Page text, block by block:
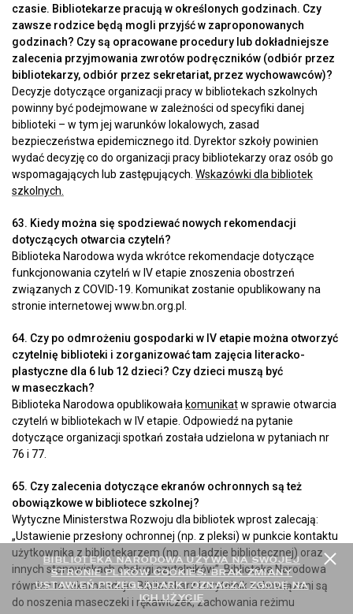
BIBLIOTEKA NARODOWA UŻYWA NA SWOJEJ
STRONIE PLIKÓW COOKIES. BRAK ZMIANY
USTAWIEŃ PRZEGLĄDARKI OZNACZA ZGODĘ NA
ICH UŻYCIE
czasie. Bibliotekarze pracują w określonych godzinach. Czy
zawsze rodzice będą mogli przyjść w zaproponowanych
godzinach? Czy są opracowane procedury lub dokładniejsze
zalecenia przyjmowania zwrotów podręczników (odbiór przez
bibliotekarzy, odbiór przez sekretariat, przez wychowawców)?
Decyzje dotyczące organizacji pracy w bibliotekach szkolnych
powinny być podejmowane w zależności od specyfiki danej
biblioteki – w tym jej warunków lokalowych, zasad
bezpieczeństwa epidemicznego itd. Dyrektor szkoły powinien
wydać decyzję co do organizacji pracy bibliotekarzy oraz osób go
wspomagających lub zastępujących. Wskazówki dla bibliotek
szkolnych.
63. Kiedy można się spodziewać nowych rekomendacji
dotyczących otwarcia czytelń?
Biblioteka Narodowa wyda wkrótce rekomendacje dotyczące
funkcjonowania czytelń w IV etapie znoszenia obostrzeń
związanych z COVID-19. Komunikat zostanie opublikowany na
stronie internetowej www.bn.org.pl.
64. Czy po odmrożeniu gospodarki w IV etapie można otworzyć
czytelnię biblioteki i zorganizować tam zajęcia literacko-
plastyczne dla 6 lub 12 dzieci? Czy dzieci muszą być
w maseczkach?
Biblioteka Narodowa opublikowała komunikatw sprawie otwarcia
czytelń w bibliotekach w IV etapie. Odpowiedź na pytanie
dotyczące organizacji spotkań została udzielona w pytaniach nr
76 i 77.
65. Czy zalecenia dotyczące ekranów ochronnych są też
obowiązkowe w bibliotece szkolnej?
Wytyczne Ministerstwa Rozwoju dla bibliotek wprost zalecają:
„Ustawienie przesłony ochronnej (np. z pleksi) w punkcie kontaktu
użytkownika z bibliotekarzem (np. na ladzie bibliotecznej) oraz
innych stanowiskach obsługi czytelników”. Biblioteka Narodowa
również to rekomenduje. Bibliotekarz i czytelnik zobowiązani są
do noszenia maseczeki i rękawiczek, zachowania reżimu